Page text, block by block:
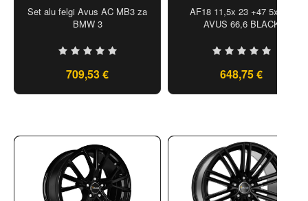
Set alu felgi Avus AC MB3 za
BMW 3
709,53 €
AF18 11,5x 23 +47 5x112
AVUS 66,6 BLACK
648,75 €